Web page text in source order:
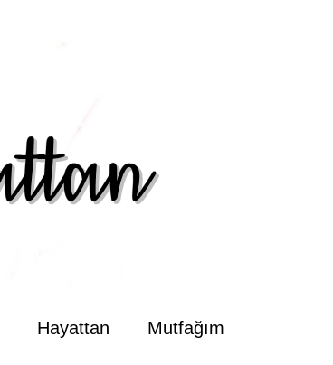
Hayattan Mutfağım